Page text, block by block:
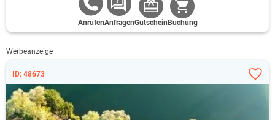
AnrufenAnfragenGutschein Buchung
Werbeanzeige
ID: 48673